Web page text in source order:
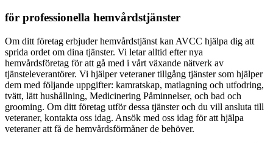
för professionella hemvårdstjänster
Om ditt företag erbjuder hemvårdstjänst kan AVCC hjälpa dig att
sprida ordet om dina tjänster. Vi letar alltid efter nya
hemvårdsföretag för att gå med i vårt växande nätverk av
tjänsteleverantörer. Vi hjälper veteraner tillgång tjänster som hjälper
dem med följande uppgifter: kamratskap, matlagning och utfodring,
tvätt, lätt hushållning, Medicinering Påminnelser, och bad och
grooming. Om ditt företag utför dessa tjänster och du vill ansluta till
veteraner, kontakta oss idag. Ansök med oss idag för att hjälpa
veteraner att få de hemvårdsförmåner de behöver.